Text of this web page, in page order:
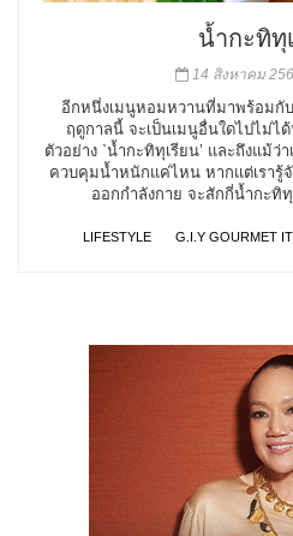
น้ำกะทิทุ
14 สิงหาคม
อีกหนึ่งเมนูหอมหวานที่มาพร้อมกั
ฤดูกาลนี้ จะเป็นเมนูอื่นใดไปไม่ไ
ตัวอย่าง `น้ำกะทิทุเรียน’ และถึงแม้ว่
ควบคุมน้ำหนักแค่ไหน หากแต่เรารู้
ออกกำลังกาย จะสักกี่น้ำกะทิ
LIFESTYLE G.I.Y GOURMET